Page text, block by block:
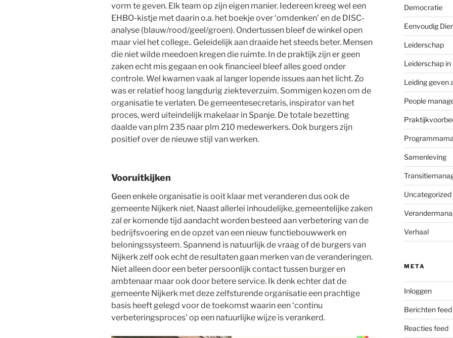
vorm te geven. Elk team op zijn eigen manier. Iedereen kreeg wel een
EHBO-kistje met daarin o.a. het boekje over ‘omdenken’ en de DISC-
analyse (blauw/rood/geel/groen). Ondertussen bleef de winkel open
maar viel het college.. Geleidelijk aan draaide het steeds beter. Mensen
die niet wilde meedoen kregen die ruimte. In de praktijk zijn er geen
zaken echt mis gegaan en ook financieel bleef alles goed onder
controle. Wel kwamen vaak al langer lopende issues aan het licht. Zo
was er relatief hoog langdurig ziekteverzuim. Sommigen kozen om de
organisatie te verlaten. De gemeentesecretaris, inspirator van het
proces, werd uiteindelijk makelaar in Spanje. De totale bezetting
daalde van plm 235 naar plm 210 medewerkers. Ook burgers zijn
positief over de nieuwe stijl van werken.
Vooruitkijken
Geen enkele organisatie is ooit klaar met veranderen dus ook de
gemeente Nijkerk niet. Naast allerlei inhoudelijke, gemeentelijke zaken
zal er komende tijd aandacht worden besteed aan verbetering van de
bedrijfsvoering en de opzet van een nieuw functiebouwwerk en
beloningssysteem. Spannend is natuurlijk de vraag of de burgers van
Nijkerk zelf ook echt de resultaten gaan merken van de veranderingen.
Niet alleen door een beter persoonlijk contact tussen burger en
ambtenaar maar ook door betere service. Ik denk echter dat de
gemeente Nijkerk met deze zelfsturende organisatie een prachtige
basis heeft gelegd voor de toekomst waarin een ‘continu
verbeteringsproces’ op een natuurlijke wijze is verankerd.
Democratie
Eenvoudig
Leiderschap
Leiderschap
Leiding geven
People
Samenleving
Uncategorized
Verhaal
META
Inloggen
Berichten feed
Reacties feed